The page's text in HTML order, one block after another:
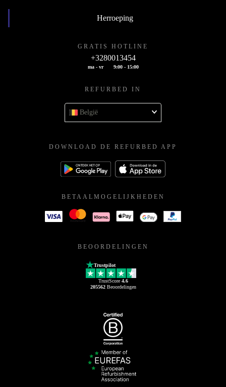
Herroeping
GRATIS HOTLINE
+3280013454
ma - vr 9:00 - 15:00
REFURBED IN
België
DOWNLOAD DE REFURBED APP
BETAALMOGELIJKHEDEN
BEOORDELINGEN
Trustpilot
TrustScore 4.6
205562Beoordelingen